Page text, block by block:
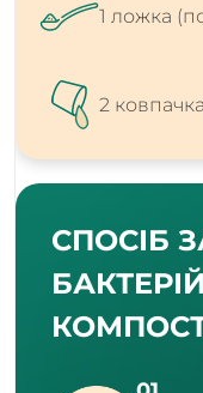
1 ложка
2
СПОСІБ